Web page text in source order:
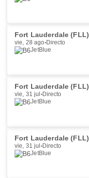
Fort Lauderdale (FLL)
vie, 28 ago Directo
JetBlue
Fort Lauderdale (FLL)
vie, 31 jul Directo
JetBlue
Fort Lauderdale (FLL)
vie, 31 jul Directo
JetBlue